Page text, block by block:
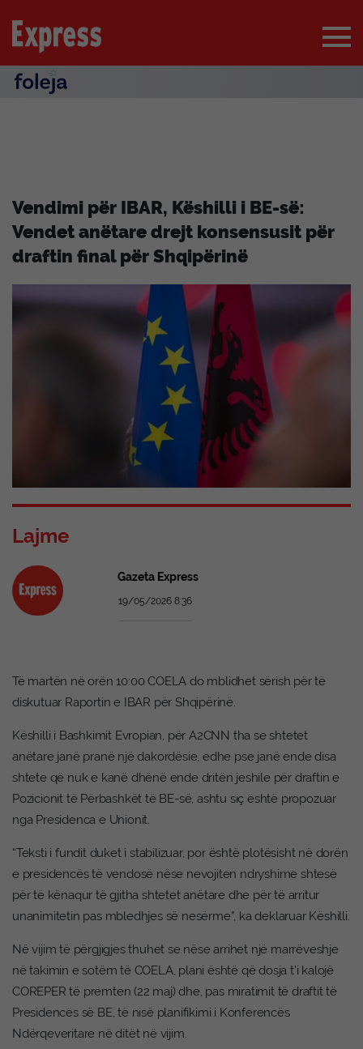
Vendimi për IBAR, Këshilli i BE-së:
Vendet anëtare drejt konsensusit për
draftin final për Shqipërinë
Lajme
Gazeta Express
19/05/2026 8:36
Të martën në orën 10:00 COELA do mblidhet sërish për të
diskutuar Raportin e IBAR për Shqipërinë.
Këshilli i Bashkimit Evropian, për A2CNN tha se shtetet
anëtare janë pranë një dakordësie, edhe pse janë ende disa
shtete që nuk e kanë dhënë ende dritën jeshile për draftin e
Pozicionit të Përbashkët të BE-së, ashtu siç është propozuar
nga Presidenca e Unionit.
“Teksti i fundit duket i stabilizuar, por është plotësisht në dorën
e presidencës të vendosë nëse nevojiten ndryshime shtesë
për të kënaqur të gjitha shtetet anëtare dhe për të arritur
unanimitetin pas mbledhjes së nesërme”, ka deklaruar Këshilli.
Në vijim të përgjigjes thuhet se nëse arrihet një marrëveshje
në takimin e sotëm të COELA, plani është që dosja t’i kalojë
COREPER të premten (22 maj) dhe, pas miratimit të draftit të
Presidencës së BE, të nisë planifikimi i Konferencës
Ndërqeveritare në ditët në vijim.